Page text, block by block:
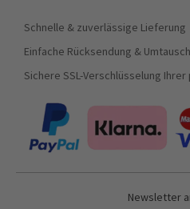
Schnelle & zuverlässige Lieferung
Einfache Rücksendung & Umtausch
Sichere SSL-Verschlüsselung
Newsletter